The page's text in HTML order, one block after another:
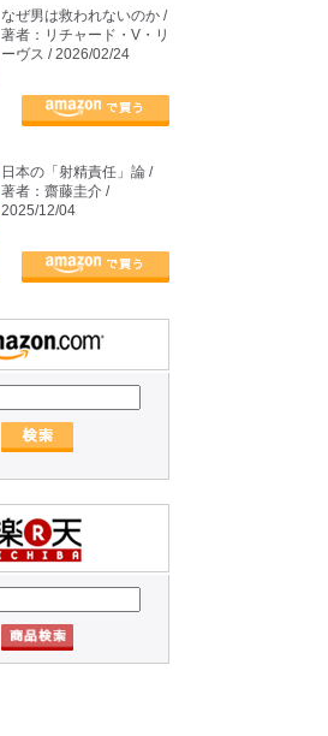
なぜ男は救われないのか /
著者：リチャード・V・リ
ーヴス / 2026/02/24
日本の「射精責任」論 /
著者：齋藤圭介 /
2025/12/04